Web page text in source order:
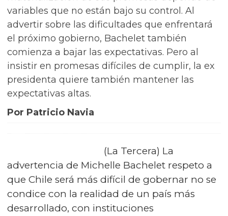
variables que no están bajo su control. Al
advertir sobre las dificultades que enfrentará
el próximo gobierno, Bachelet también
comienza a bajar las expectativas. Pero al
insistir en promesas difíciles de cumplir, la ex
presidenta quiere también mantener las
expectativas altas.
Por Patricio Navia
(La Tercera) La
advertencia de Michelle Bachelet respeto a
que Chile será más difícil de gobernar no se
condice con la realidad de un país más
desarrollado, con instituciones